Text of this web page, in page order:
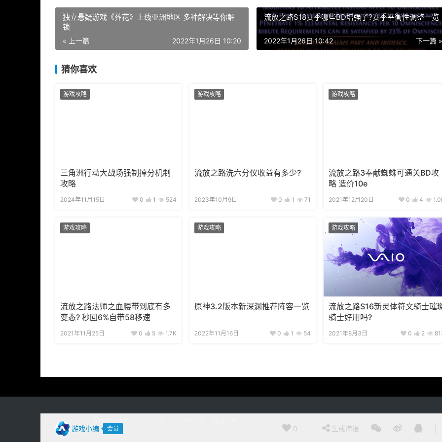
游戏小编 会员 0 生成海报
独立悬疑游戏《葬花》上线亚洲地区 多种解决等你解
锁
« 上一篇 2022年1月26日 10:20
流放之路S18赛季哪些BD增强了?赛季平衡性调整一览
下一篇 »
2022年1月26日 10:42
猜你喜欢
游戏攻略
三角洲行动大战场强制掉分机制
攻略
2024年11月15日 0 1 524
游戏攻略
流放之路洗六分仪收益有多少?
2023年10月9日 0 1 71
游戏攻略
流放之路3奉献蜘蛛可通关BD攻
略 造价10e
2021年12月20日 0 4
游戏攻略
流放之路法师之血腰带到底有多
变态? 秒回6%自带58移速
2021年11月25日 0 5 1.7K
游戏攻略
原神3.2版本新深渊推荐阵容一览
2022年11月16日 0 1 54
游戏攻略
流放之路S16新灵体符文骑士璀
骑士好用吗?
2021年8月3日 0 2
Copyright © 2020